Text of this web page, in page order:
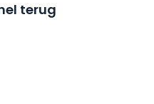
terug